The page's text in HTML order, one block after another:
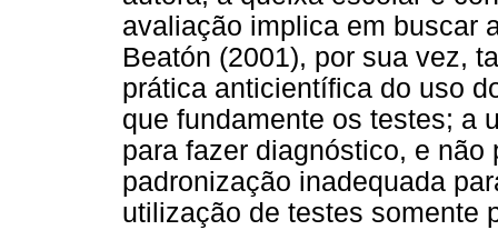
avaliação implica em buscar
Beatón (2001), por sua vez,
prática anticientífica do uso
que fundamente os testes; a
para fazer diagnóstico, e
padronização inadequada
utilização de testes somente